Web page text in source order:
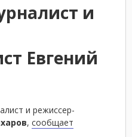
и
Евгений
и режиссер-
, сообщает